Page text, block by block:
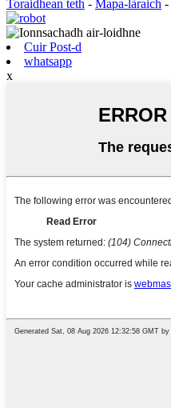
Toraidhean teth - Mapa-làraich -
Cuir Post-d
whatsapp
x